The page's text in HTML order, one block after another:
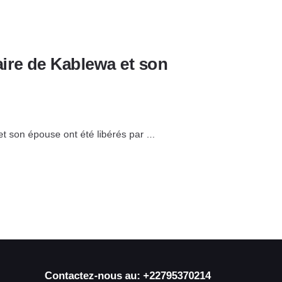
de Kablewa et son
son épouse ont été libérés par ...
Contactez-nous au: +22795370214